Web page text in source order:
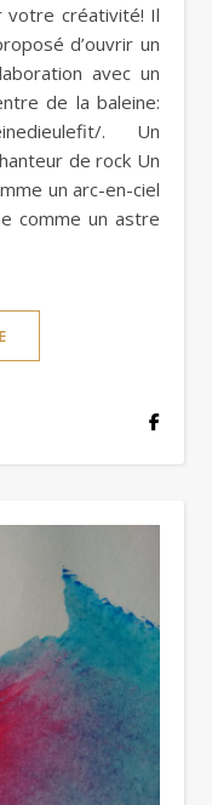
votre créativité! Il
d’ouvrir un
avec un
de la baleine:
. Un
de rock Un
un arc-en-ciel
comme un astre